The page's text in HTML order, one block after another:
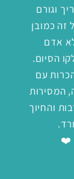
וגורם
זה כמובן
אדם
הסיום.
עם
המסירות
והחיוך
❤️